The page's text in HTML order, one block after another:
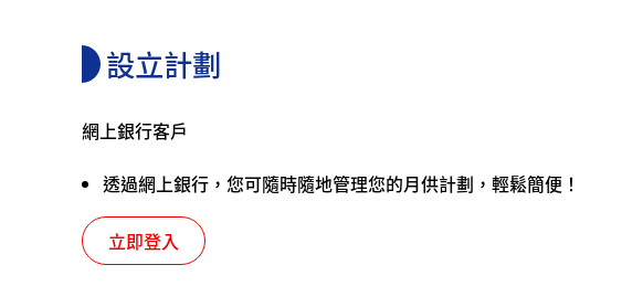
設立計劃
網上銀行客戶
透過網上銀行，您可隨時隨地管理您的月供計劃，輕鬆簡便！
立即登入